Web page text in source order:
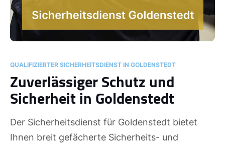
QUALIFIZIERTER SICHERHEITSDIENST IN GOLDENSTEDT
Zuverlässiger Schutz und
Sicherheit in Goldenstedt
Der Sicherheitsdienst für Goldenstedt bietet
Ihnen breit gefächerte Sicherheits- und